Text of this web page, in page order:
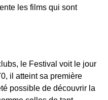
les films qui sont
le Festival voit le jour
il atteint sa première
possible de découvrir la